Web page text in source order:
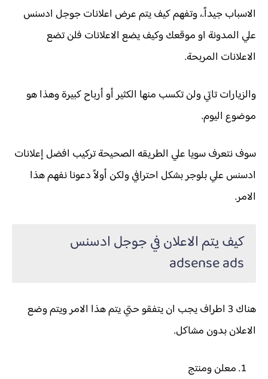
الاسباب جيداً.، وتفهم كيف يتم عرض اعلانات جوجل ادسنس
علي المدونة او موقعك وكيف يضع الاعلانات فلن تضع
الاعلانات المربحة.
والزيارات تاتي ولن تكسب منها الكثير أو أرباح كبيرة وهذا هو
موضوع اليوم.
سوف نتعرف سويا علي الطريقه الصحيحة تركيب افضل إعلانات
ادسنس علي بلوجر بشكل احترافي ولكن أولاً دعونا نفهم هذا
الامر.
كيف يتم الاعلان في جوجل ادسنس
adsense ads
هناك 3 اطراف يجب ان يتفقو حتي يتم هذا الامر ويتم وضع
الاعلان بدون مشاكل.
معلن ومنتج